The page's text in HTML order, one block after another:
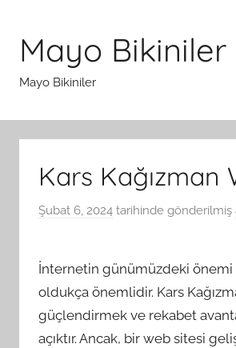
Mayo Bikiniler
Mayo Bikiniler
Kars Kağızman
Şubat 6, 2024 tarihinde gönderilmiş
İnternetin günümüzdeki önemi
oldukça önemlidir. Kars
güçlendirmek ve rekabet
açıktır. Ancak, bir web sitesi